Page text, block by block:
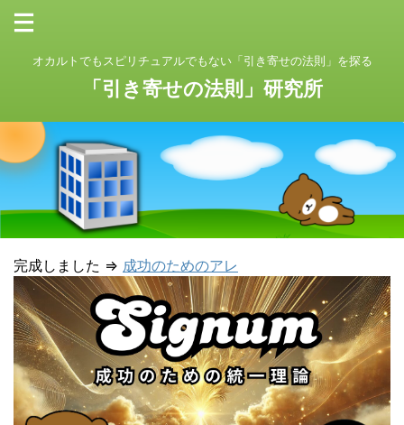
オカルトでもスピリチュアルでもない「引き寄せの法則」を探る
「引き寄せの法則」研究所
完成しました ⇒ 成功のためのアレ